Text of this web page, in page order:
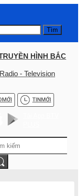
Tìm
HÌNH BẮC
- Television
MỚI TINMỚI